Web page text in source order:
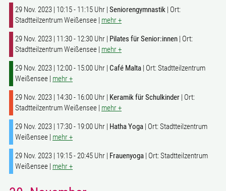
29 Nov. 2023 | 10:15 - 11:15 Uhr | Seniorengymnastik | Ort:
Stadtteilzentrum Weißensee | mehr +
29 Nov. 2023 | 11:30 - 12:30 Uhr | Pilates für Senior:innen | Ort:
Stadtteilzentrum Weißensee | mehr +
29 Nov. 2023 | 12:00 - 15:00 Uhr | Café Malta | Ort: Stadtteilzentrum
Weißensee | mehr +
29 Nov. 2023 | 14:30 - 16:00 Uhr | Keramik für Schulkinder | Ort:
Stadtteilzentrum Weißensee | mehr +
29 Nov. 2023 | 17:30 - 19:00 Uhr | Hatha Yoga | Ort: Stadtteilzentrum
Weißensee | mehr +
29 Nov. 2023 | 19:15 - 20:45 Uhr | Frauenyoga | Ort: Stadtteilzentrum
Weißensee | mehr +